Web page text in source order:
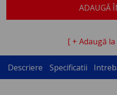
ADAUGĂ
[ + Adaugă
Descriere Specificatii